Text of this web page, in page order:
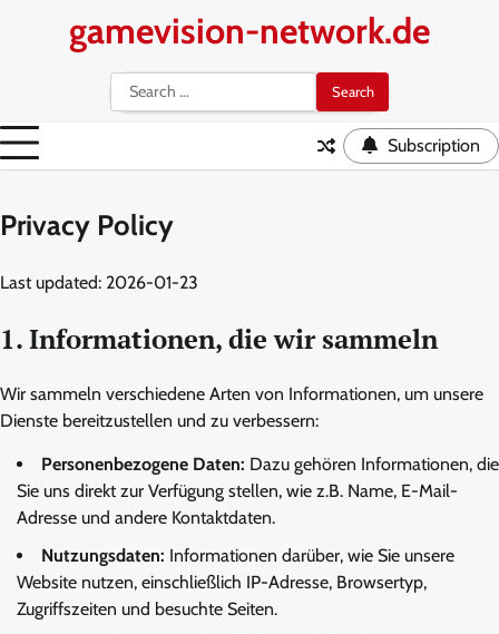
gamevision-network.de
Search
for:
Subscription
Privacy Policy
Last updated: 2026-01-23
1. Informationen, die wir sammeln
Wir sammeln verschiedene Arten von Informationen, um unsere
Dienste bereitzustellen und zu verbessern:
Personenbezogene Daten: Dazu gehören Informationen, die
Sie uns direkt zur Verfügung stellen, wie z.B. Name, E-Mail-
Adresse und andere Kontaktdaten.
Nutzungsdaten: Informationen darüber, wie Sie unsere
Website nutzen, einschließlich IP-Adresse, Browsertyp,
Zugriffszeiten und besuchte Seiten.